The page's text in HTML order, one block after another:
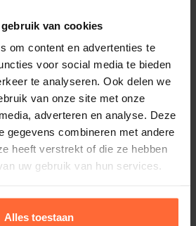
van cookies
om content en advertenties te
voor social media te bieden
te analyseren. Ook delen we
van onze site met onze
adverteren en analyse. Deze
gegevens combineren met andere
heeft verstrekt of die ze hebben
uw gebruik van hun services.
Alles toestaan
zwembadfolie lichtgrijs
Op voorraad